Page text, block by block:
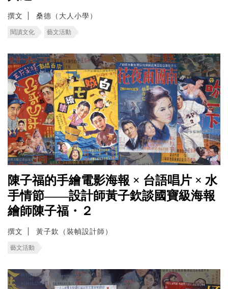
撰文 桑德（大人小學）
閱讀文化 藝文活動
陳子福的手繪電影海報 × 台語唱片 × 水
手情節——設計師黃子欽談國寶級海報
繪師陳子福・２
撰文 黃子欽（裝幀設計師）
藝文活動